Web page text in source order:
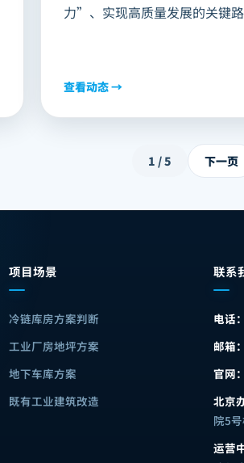
力”、实现高质量发展的关键
期存在的效率瓶颈、…
查看动态 →
1 /5 下一页
项目场景
冷链库房方案判断
工业厂房地坪方案
地下车库方案
既有工业建筑改造
联系
电话
邮箱：
官网
北京
院5
运营